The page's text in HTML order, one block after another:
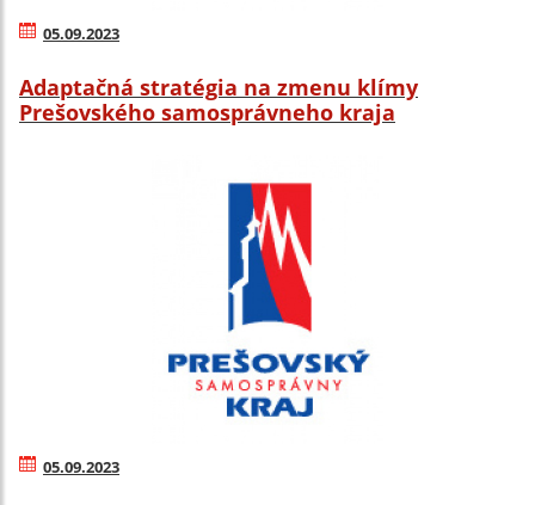
05.09.2023
Adaptačná stratégia na zmenu klímy
Prešovského samosprávneho kraja
05.09.2023